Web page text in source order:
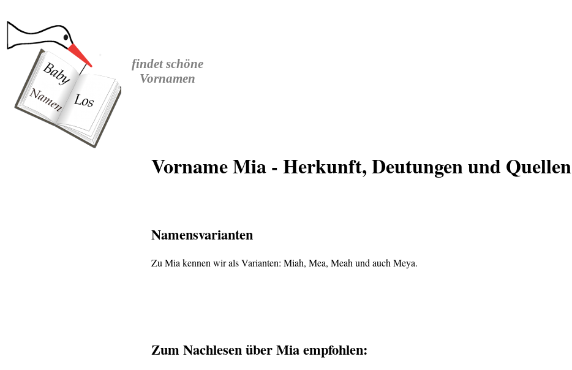
findetschöne
Vornamen
Vorname Mia - Herkunft, Deutungen und Quellen
Namensvarianten
Zu Mia kennen wir als Varianten: Miah, Mea, Meah und auch Meya.
Zum Nachlesen über Mia empfohlen: